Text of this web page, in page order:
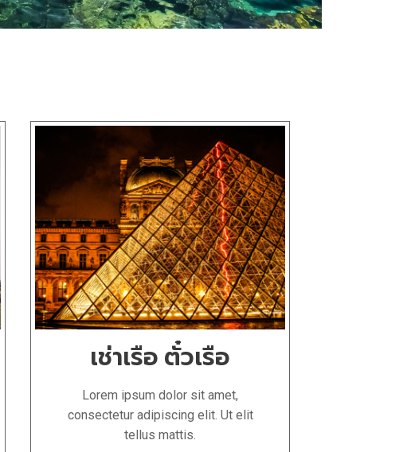
เช่าเรือ ตั๋วเรือ
Lorem ipsum dolor sit amet,
consectetur adipiscing elit. Ut elit
tellus mattis.